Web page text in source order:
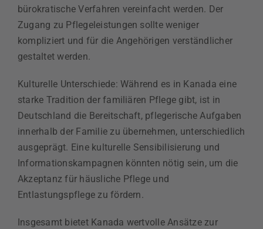
bürokratische Verfahren vereinfacht werden. Der
Zugang zu Pflegeleistungen sollte weniger
kompliziert und für die Angehörigen verständlicher
gestaltet werden.
Kulturelle Unterschiede: Während es in Kanada eine
starke Tradition der familiären Pflege gibt, ist in
Deutschland die Bereitschaft, pflegerische Aufgaben
innerhalb der Familie zu übernehmen, unterschiedlich
ausgeprägt. Eine kulturelle Sensibilisierung und
Informationskampagnen könnten nötig sein, um die
Akzeptanz für häusliche Pflege und
Entlastungspflege zu fördern.
Insgesamt bietet Kanada wertvolle Ansätze zur